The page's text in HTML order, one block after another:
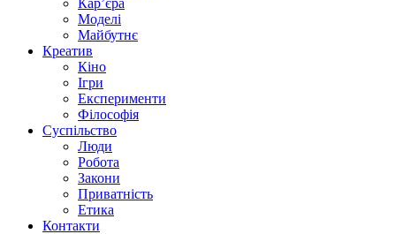
Кар’єра
Моделі
Майбутнє
Креатив
Кіно
Ігри
Експерименти
Філософія
Суспільство
Люди
Робота
Закони
Приватність
Етика
Контакти